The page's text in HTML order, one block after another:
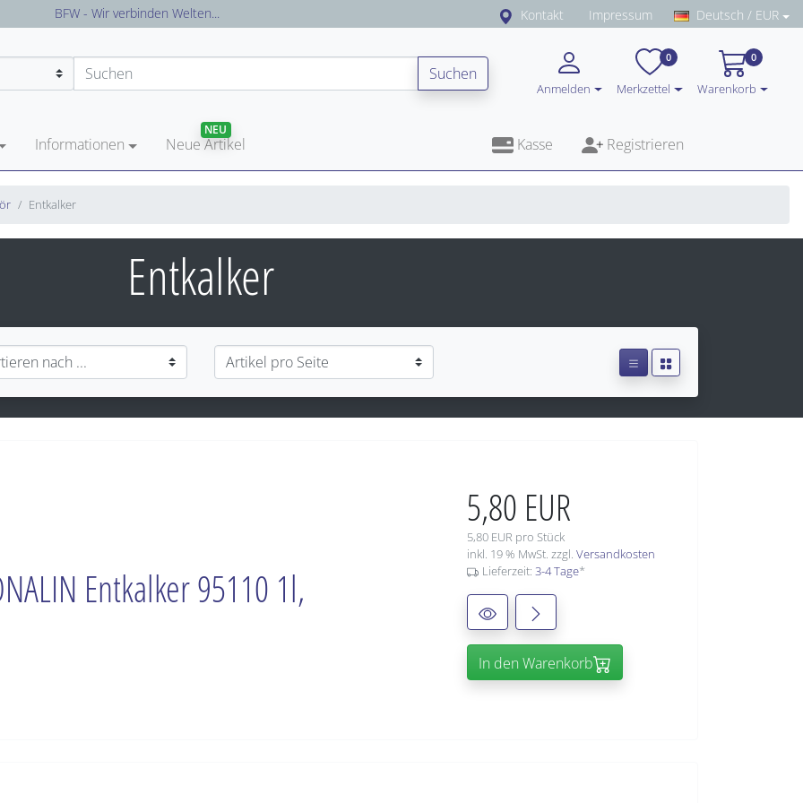
Versandkostenfreie Lieferung in Deutschland Kontakt Impressum Deutsch / EUR
Suchen
Anmelden Merkzettel
0
Warenkorb
0
Informationen Neue Artikel
NEU
Kasse Registrieren
Entkalker
Entkalker
5,80 EUR
5,80 EUR pro Stück
inkl. 19 % MwSt. zzgl. Versandkosten
Lieferzeit: 3-4 Tage*
In den Warenkorb
Entkalker 95110 1l,